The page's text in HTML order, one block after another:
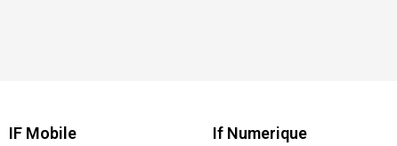
IF Mobile If Numerique